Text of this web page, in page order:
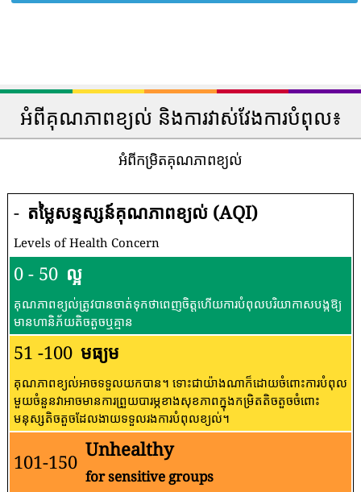
អំពីគុណភាពខ្យល់ និងការវាស់វែងការបំពុល៖
អំពីកម្រិតគុណភាពខ្យល់
- តម្លៃសន្ទស្សន៍គុណភាពខ្យល់ (AQI)
Levels of Health Concern
0 - 50 ល្អ
គុណភាពខ្យល់ត្រូវបានចាត់ទុកថាពេញចិត្តហើយការបំពុលបរិយាកាសបង្កឱ្យ
មានហានិភ័យតិចតួចឬគ្មាន
51 -100 មធ្យម
គុណភាពខ្យល់អាចទទួលយកបាន។ ទោះជាយ៉ាងណាក៏ដោយចំពោះការបំពុល
មួយចំនួនវាអាចមានការព្រួយបារម្ភខាងសុខភាពក្នុងកម្រិតតិចតួចចំពោះ
មនុស្សតិចតួចដែលងាយទទួលរងការបំពុលខ្យល់។
101-150
Unhealthy
for sensitive groups